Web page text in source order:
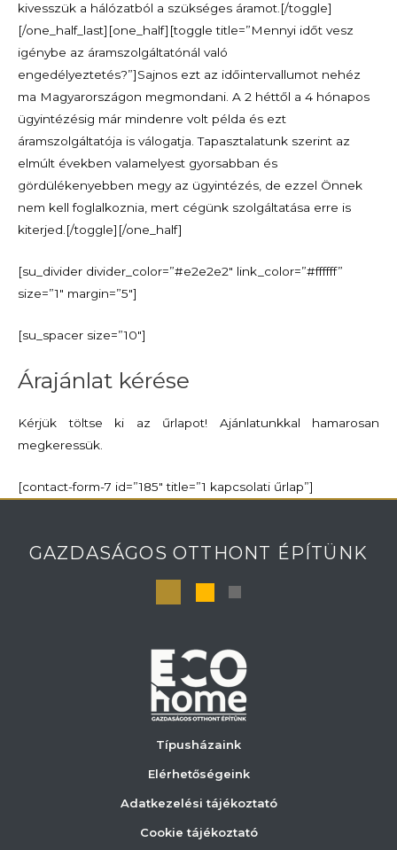
kivesszük a hálózatból a szükséges áramot.[/toggle]
[/one_half_last][one_half][toggle title=”Mennyi időt vesz
igénybe az áramszolgáltatónál való
engedélyeztetés?”]Sajnos ezt az időintervallumot nehéz
ma Magyarországon megmondani. A 2 héttől a 4 hónapos
ügyintézésig már mindenre volt példa és ezt
áramszolgáltatója is válogatja. Tapasztalatunk szerint az
elmúlt években valamelyest gyorsabban és
gördülékenyebben megy az ügyintézés, de ezzel Önnek
nem kell foglalkoznia, mert cégünk szolgáltatása erre is
kiterjed.[/toggle][/one_half]
[su_divider divider_color=”#e2e2e2″ link_color=”#ffffff”
size=”1″ margin=”5″]
[su_spacer size=”10″]
Árajánlat kérése
Kérjük töltse ki az űrlapot! Ajánlatunkkal hamarosan
megkeressük.
[contact-form-7 id=”185″ title=”1 kapcsolati űrlap”]
GAZDASÁGOS OTTHONT ÉPÍTÜNK
Típusházaink
Elérhetőségeink
Adatkezelési tájékoztató
Cookie tájékoztató